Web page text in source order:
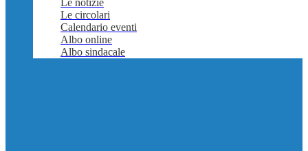
Le notizie
Le circolari
Calendario eventi
Albo online
Albo sindacale